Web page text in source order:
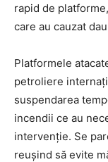
rapid de
care au cauzat
Platformele
petroliere
suspendarea
incendii ce au
intervenție. Se
reușind să evite